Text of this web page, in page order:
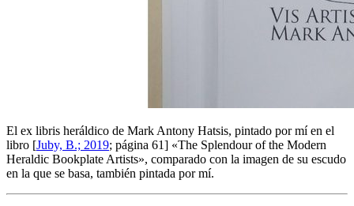
El ex libris heráldico de Mark Antony Hatsis, pintado por mí en el
libro [Juby, B.; 2019; página 61] «The Splendour of the Modern
Heraldic Bookplate Artists», comparado con la imagen de su escudo
en la que se basa, también pintada por mí.